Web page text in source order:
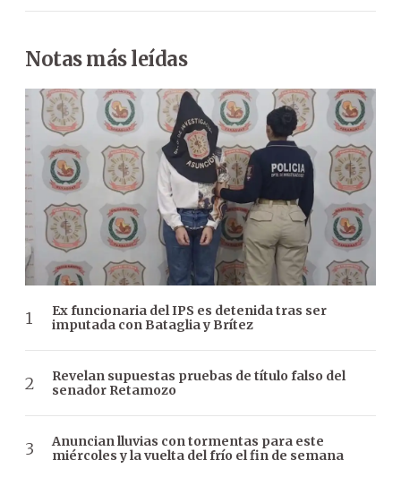
Notas más leídas
Ex funcionaria del IPS es detenida tras ser
imputada con Bataglia y Brítez
Revelan supuestas pruebas de título falso del
senador Retamozo
Anuncian lluvias con tormentas para este
miércoles y la vuelta del frío el fin de semana